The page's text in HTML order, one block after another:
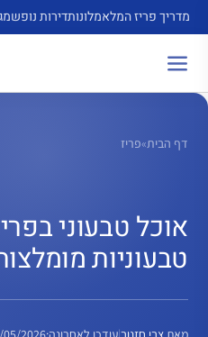
לדלג
לתוכן
מדריך פריז המלאמלונותדירות נופש
דף הבית»פריז
אוכל טבעוני
טבעוניות